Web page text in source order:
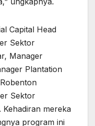
Capital Head
Sektor
Manager
Plantation
Sektor
Kehadiran mereka
program ini